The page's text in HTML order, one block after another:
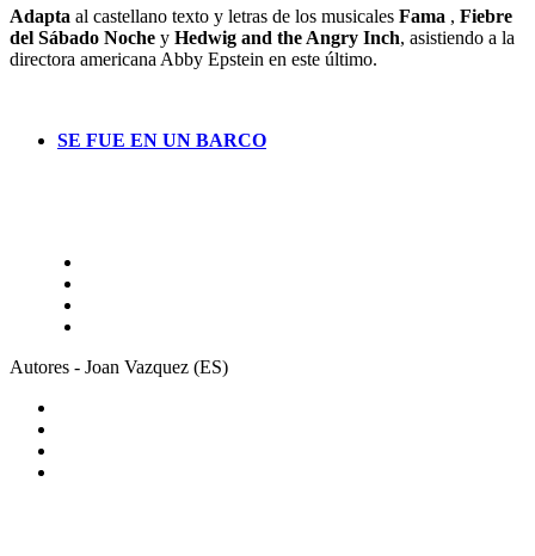
Adapta al castellano texto y letras de los musicales Fama , Fiebre
del Sábado Noche y Hedwig and the Angry Inch, asistiendo a la
directora americana Abby Epstein en este último.
SE FUE EN UN BARCO
Autores - Joan Vazquez (ES)